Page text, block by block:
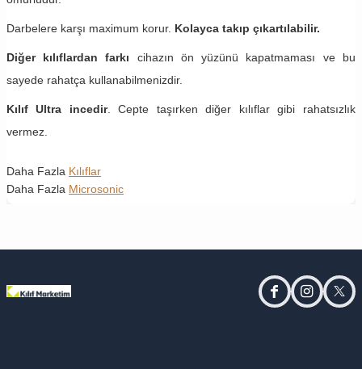
Darbelere karşı maximum korur. Kolayca takıp çıkartılabilir.
Diğer kılıflardan farkı cihazın ön yüzünü kapatmaması ve bu
sayede rahatça kullanabilmenizdir.
Kılıf Ultra incedir. Cepte taşırken diğer kılıflar gibi rahatsızlık
vermez.
Daha Fazla Kılıflar
Daha Fazla Microsonic
facebookinstagram